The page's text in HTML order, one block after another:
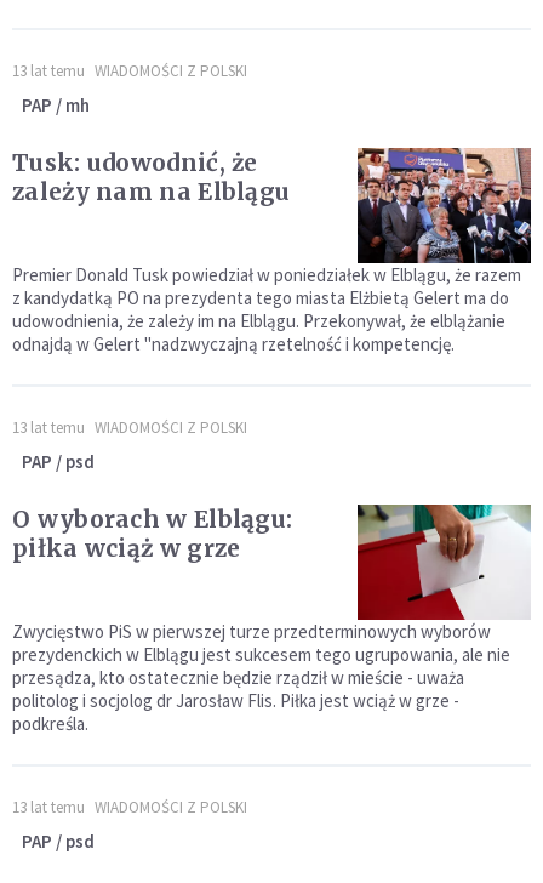
13 lat temu WIADOMOŚCI Z POLSKI
PAP / mh
Tusk: udowodnić, że
zależy nam na Elblągu
Premier Donald Tusk powiedział w poniedziałek w Elblągu, że razem
z kandydatką PO na prezydenta tego miasta Elżbietą Gelert ma do
udowodnienia, że zależy im na Elblągu. Przekonywał, że elblążanie
odnajdą w Gelert "nadzwyczajną rzetelność i kompetencję.
13 lat temu WIADOMOŚCI Z POLSKI
PAP / psd
O wyborach w Elblągu:
piłka wciąż w grze
Zwycięstwo PiS w pierwszej turze przedterminowych wyborów
prezydenckich w Elblągu jest sukcesem tego ugrupowania, ale nie
przesądza, kto ostatecznie będzie rządził w mieście - uważa
politolog i socjolog dr Jarosław Flis. Piłka jest wciąż w grze -
podkreśla.
13 lat temu WIADOMOŚCI Z POLSKI
PAP / psd